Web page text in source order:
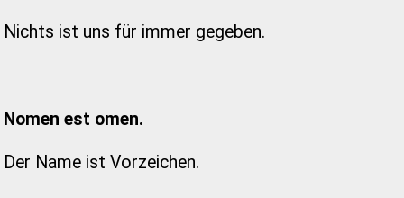
Nichts ist uns für immer gegeben.
Nomen est omen.
Der Name ist Vorzeichen.